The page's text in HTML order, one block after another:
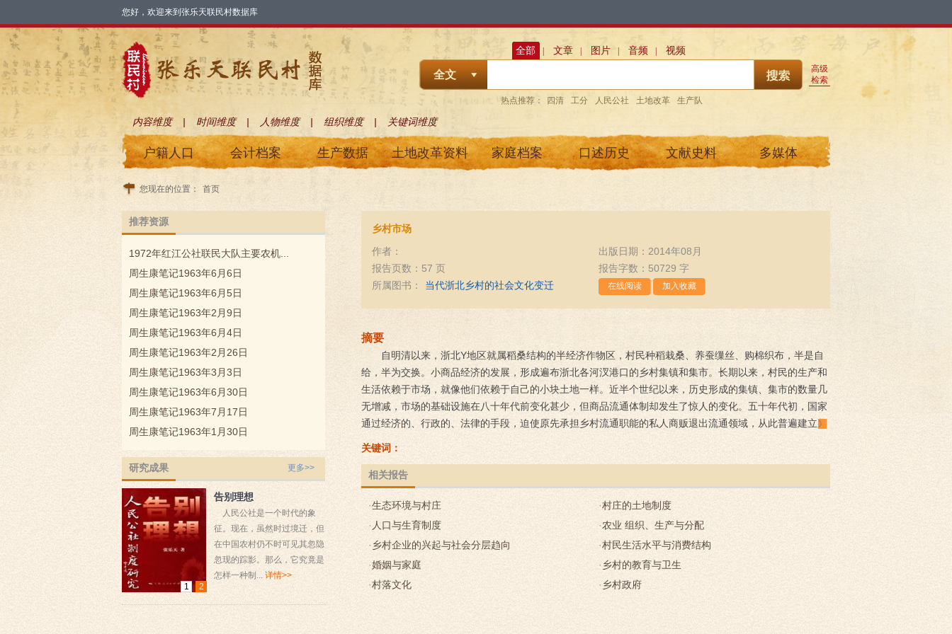
您好，欢迎来到张乐天联民村数据库
全部 文章 图片 音频 视频
全文
高级
检索
热点推荐： 四清 工分 人民公社 土地改革 生产队
内容维度 | 时间维度 | 人物维度 | 组织维度 | 关键词维度
户籍人口 会计档案 生产数据 土地改革资料 家庭档案 口述历史 文献史料 多媒体
您现在的位置： 首页
推荐资源
1972年红江公社联民大队主要农机...
周生康笔记1963年6月6日
周生康笔记1963年6月5日
周生康笔记1963年2月9日
周生康笔记1963年6月4日
周生康笔记1963年2月26日
周生康笔记1963年3月3日
周生康笔记1963年6月30日
周生康笔记1963年7月17日
周生康笔记1963年1月30日
更多>>
研究成果
告别理想
人民公社是一个时代的象
征。现在，虽然时过境迁，但
在中国农村仍不时可见其忽隐
忽现的踪影。那么，它究竟是
怎样一种制... 详情>>
1
2
乡村市场
作者：
出版日期：2014年08月
报告页数：57 页
报告字数：50729 字
所属图书：
当代浙北乡村的社会文化变迁
摘要
自明清以来，浙北Y地区就属稻桑结构的半经济作物区，村民种稻栽桑、养蚕缫丝、购棉织布，半是自
给，半为交换。小商品经济的发展，形成遍布浙北各河汊港口的乡村集镇和集市。长期以来，村民的生产和
生活依赖于市场，就像他们依赖于自己的小块土地一样。近半个世纪以来，历史形成的集镇、集市的数量几
无增减，市场的基础设施在八十年代前变化甚少，但商品流通体制却发生了惊人的变化。五十年代初，国家
通过经济的、行政的、法律的手段，迫使原先承担乡村流通职能的私人商贩退出流通领域，从此普遍建立起
来的乡村供销合作社几成为城乡物资流通的惟一渠道。人们把执行国家统购统销职能的供销合作社体系称之
副产品上市交易，在乡村间互通有无。这就是“统一市场”外的“自由市场”。在自由市场内，没有转手倒卖和
长途贩卖的自由，以防止部分社员通过自由市场而转化为“新生的剥削阶级”。传统的乡村集市贸易靠着时关
时开的自由市场而一息尚存。在“统一市场”和“自由市场”外尚有所谓“黑市场”（人们也把统一市场称为“白市
场”），那是乡民暗地里私下交易各种官方禁买卖的统购统销物资及名目繁多的票证而形成的市场。黑市屡
禁屡兴，从未禁绝。八十年代中期后，合同订购政策取代统购统销政策，进入自由市场交易的商品种类和数
量逐年增多，一个新的个体商户阶层从获得了种植和销售自由的个体农户中产生出来，他们利用各种合法、
的商业机构也纷纷介入商品流通，形成多渠道经营的竞争态势。原先匮乏萧条的乡村集市在短短几年内变得
》
关键词：
相关报告
·生态环境与村庄 ·村庄的土地制度
· 人口与生育制度 ·农业 组织、生产与分配
· 乡村企业的兴起与社会分层趋向 ·村民生活水平与消费结构
·婚姻与家庭 · 乡村的教育与卫生
·村落文化 · 乡村政府